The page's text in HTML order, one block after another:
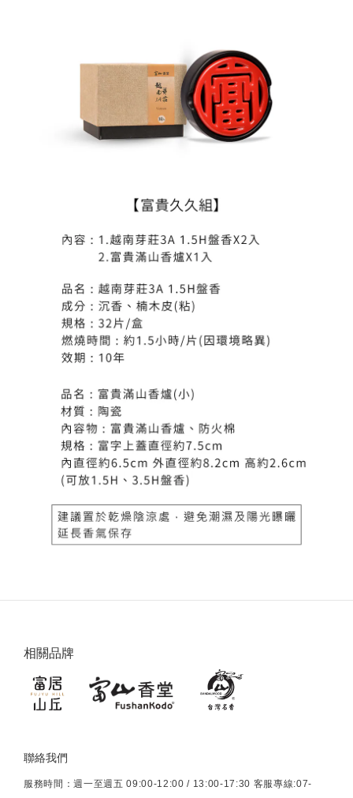
相關品牌
聯絡我們
服務時間：週一至週五 09:00-12:00 / 13:00-17:30 客服專線:07-